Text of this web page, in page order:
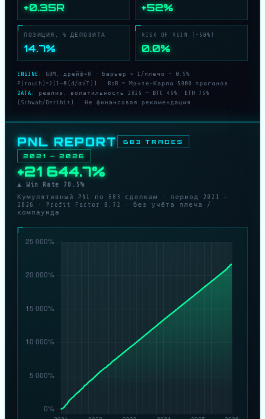
+0.35R +52%
ПОЗИЦИЯ, % ДЕПОЗИТА
14.7%
RISK OF RUIN (−50%)
0.0%
ENGINE:
GBM, дрейф=0 · барьер = 1/плечо − 0.5% ·
P(touch)=2(1−Φ(d/σ√T)) · RoR = Монте-Карло 5000 прогонов
DATA:
реализ. волатильность 2025 — BTC 45%, ETH 75%
(Schwab/Deribit) · Не финансовая рекомендация
PNL REPORT
683 TRADES
2021 — 2026
+21 644.7%
▲ Win Rate 78.5%
Кумулятивный PNL по 683 сделкам · период 2021 —
2026 · Profit Factor 8.72 · без учёта плеча /
компаунда